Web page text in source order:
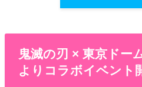
鬼滅の刃 × 東京ドー
よりコラボイベント